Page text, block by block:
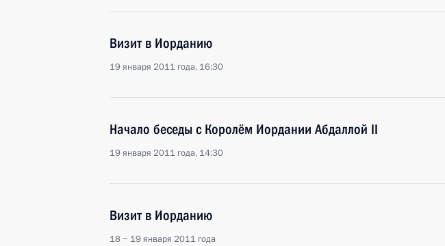
Визит в Иорданию
19 января 2011 года, 16:30
Начало беседы с Королём Иордании Абдаллой II
19 января 2011 года, 14:30
Визит в Иорданию
18 − 19 января 2011 года